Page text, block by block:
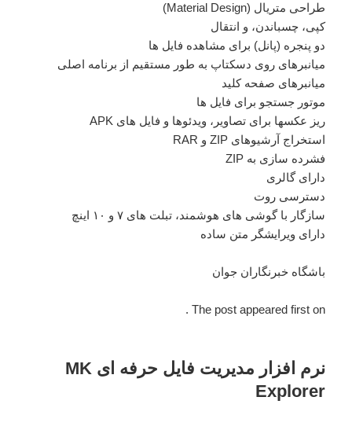
طراحی متریال (Material Design)
کپی، چسباندن، و انتقال
دو پنجره (پانل) برای مشاهده فایل ها
میانبرهای روی دسکتاپ به طور مستقیم از برنامه اصلی
میانبرهای صفحه کلید
موتور جستجو برای فایل ها
ریز عکسها برای تصاویر، ویدئوها و فایل های APK
استخراج آرشیوهای ZIP و RAR
فشرده سازی به ZIP
دارای گالری
دسترسی روت
سازگار با گوشی های هوشمند، تبلت های ۷ و ۱۰ اینچ
دارای ویرایشگر متن ساده
باشگاه خبرنگاران جوان
The post appeared first on .
نرم افزار مدیریت فایل حرفه ای MK
Explorer